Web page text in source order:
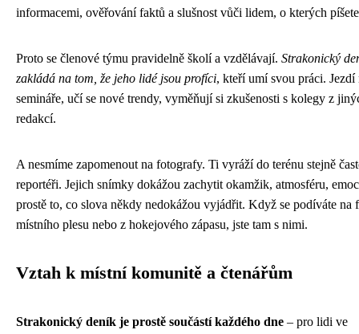
informacemi, ověřování faktů a slušnost vůči lidem, o kterých
Proto se členové týmu pravidelně školí a vzdělávají. Strakonický
zakládá na tom, že jeho lidé jsou profíci, kteří umí svou práci. Jezdí
semináře, učí se nové trendy, vyměňují si zkušenosti s kolegy z
redakcí.
A nesmíme zapomenout na fotografy. Ti vyráží do terénu stejně
reportéři. Jejich snímky dokážou zachytit okamžik, atmosféru,
prostě to, co slova někdy nedokážou vyjádřit. Když se podíváte na
místního plesu nebo z hokejového zápasu, jste tam s nimi.
Vztah k místní komunitě a čtenářům
Strakonický deník je prostě součástí každého dne – pro lidi ve